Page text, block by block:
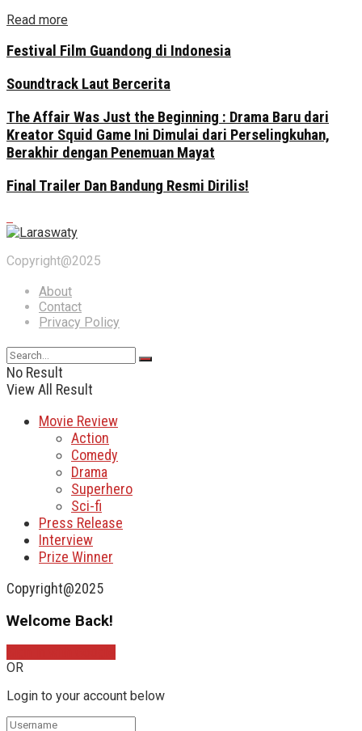
Read more
Festival Film Guandong di Indonesia
Soundtrack Laut Bercerita
The Affair Was Just the Beginning : Drama Baru dari
Kreator Squid Game Ini Dimulai dari Perselingkuhan,
Berakhir dengan Penemuan Mayat
Final Trailer Dan Bandung Resmi Dirilis!
Copyright@2025
About
Contact
Privacy Policy
No Result
View All Result
Movie Review
Action
Comedy
Drama
Superhero
Sci-fi
Press Release
Interview
Prize Winner
Copyright@2025
Welcome Back!
OR
Login to your account below